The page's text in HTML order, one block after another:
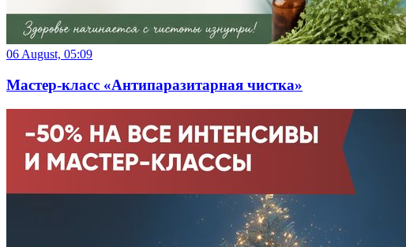
06 August, 05:09
Мастер-класс «Антипаразитарная чистка»